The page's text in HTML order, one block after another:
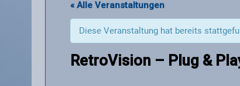
« Alle Veranstaltungen
Diese Veranstaltung hat bereits
RetroVision – Plug &